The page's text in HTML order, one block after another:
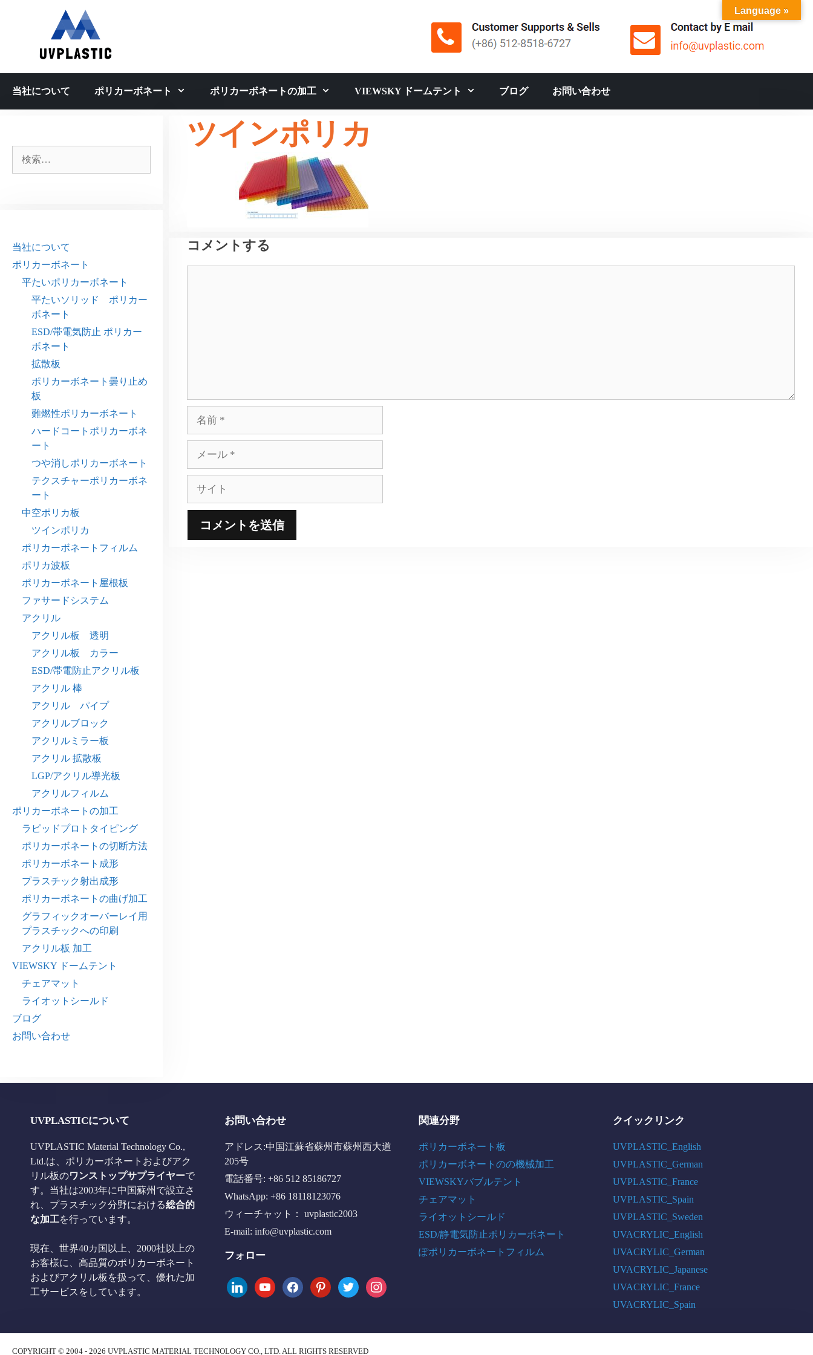
キ
当社について ポリカーボネート ポリカーボネートの加工 VIEWSKY ドームテント ブログ お問い合わせ
ツインポリカ
コメントする
ル
ト
索:
当社について
ポリカーボネート
平たいポリカーボネート
平たいソリッド ポリカー
ボネート
ESD/帯電気防止 ポリカー
ボネート
拡散板
ポリカーボネート曇り止め
板
難燃性ポリカーボネート
ハードコートポリカーボネ
ート
つや消しポリカーボネート
テクスチャーポリカーボネ
ート
中空ポリカ板
ツインポリカ
ポリカーボネートフィルム
ポリカ波板
ポリカーボネート屋根板
ファサードシステム
アクリル
アクリル板 透明
アクリル板 カラー
ESD/帯電防止アクリル板
アクリル 棒
アクリル パイプ
アクリルブロック
アクリルミラー板
アクリル 拡散板
LGP/アクリル導光板
アクリルフィルム
ポリカーボネートの加工
ラピッドプロトタイピング
ポリカーボネートの切断方法
ポリカーボネート成形
プラスチック射出成形
ポリカーボネートの曲げ加工
グラフィックオーバーレイ用
プラスチックへの印刷
アクリル板 加工
VIEWSKY ドームテント
チェアマット
ライオットシールド
ブログ
お問い合わせ
UVPLASTICについて
UVPLASTIC Material Technology Co.,
Ltd.は、ポリカーボネートおよびアク
リル板のワンストップサプライヤーで
す。当社は2003年に中国蘇州で設立さ
れ、プラスチック分野における総合的
な加工を行っています。
現在、世界40カ国以上、2000社以上の
お客様に、高品質のポリカーボネート
およびアクリル板を扱って、優れた加
工サービスをしています。
お問い合わせ
アドレス:中国江蘇省蘇州市蘇州西大道
205号
電話番号: +86 512 85186727
WhatsApp: +86 18118123076
ウィーチャット： uvplastic2003
E-mail: info@uvplastic.com
フォロー
linkedinyoutubefacebookpinteresttwitter instagram
関連分野
ポリカーボネート板
ポリカーボネートのの機械加工
VIEWSKYバブルテント
チェアマット
ライオットシールド
ESD/静電気防止ポリカーボネート
ぽポリカーボネートフィルム
クイックリンク
UVPLASTIC_English
UVPLASTIC_German
UVPLASTIC_France
UVPLASTIC_Spain
UVPLASTIC_Sweden
UVACRYLIC_English
UVACRYLIC_German
UVACRYLIC_Japanese
UVACRYLIC_France
UVACRYLIC_Spain
COPYRIGHT © 2004 - 2026 UVPLASTIC MATERIAL TECHNOLOGY CO., LTD. ALL RIGHTS RESERVED
Language »